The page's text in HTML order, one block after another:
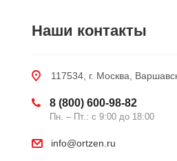
Наши контакты
117534, г. Москва,
8 (800) 600-98-82
Пн. – Пт.: с 9:00 до 18:00
info@ortzen.ru